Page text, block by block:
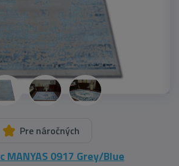
Pre náročných
MANYAS 0917 Grey/Blue